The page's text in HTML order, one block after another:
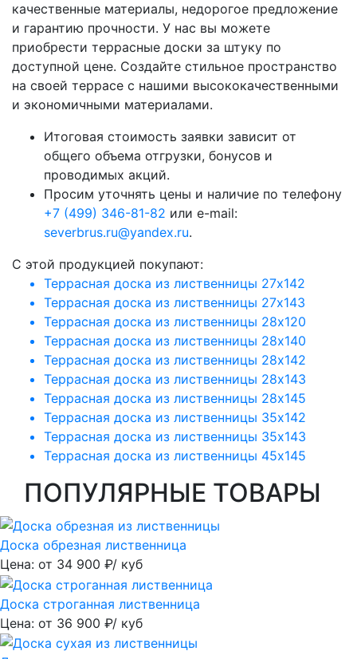
качественные материалы, недорогое предложение
и гарантию прочности. У нас вы можете
приобрести террасные доски за штуку по
доступной цене. Создайте стильное пространство
на своей террасе с нашими высококачественными
и экономичными материалами.
Итоговая стоимость заявки зависит от
общего объема отгрузки, бонусов и
проводимых акций.
Просим уточнять цены и наличие по телефону
+7 (499) 346-81-82 или e-mail:
severbrus.ru@yandex.ru.
C этой продукцией покупают:
Террасная доска из лиственницы 27х142
Террасная доска из лиственницы 27х143
Террасная доска из лиственницы 28х120
Террасная доска из лиственницы 28х140
Террасная доска из лиственницы 28х142
Террасная доска из лиственницы 28х143
Террасная доска из лиственницы 28х145
Террасная доска из лиственницы 35х142
Террасная доска из лиственницы 35х143
Террасная доска из лиственницы 45х145
ПОПУЛЯРНЫЕ ТОВАРЫ
Доска обрезная лиственница
Цена: от 34 900 ₽/ куб
Доска строганная лиственница
Цена: от 36 900 ₽/ куб